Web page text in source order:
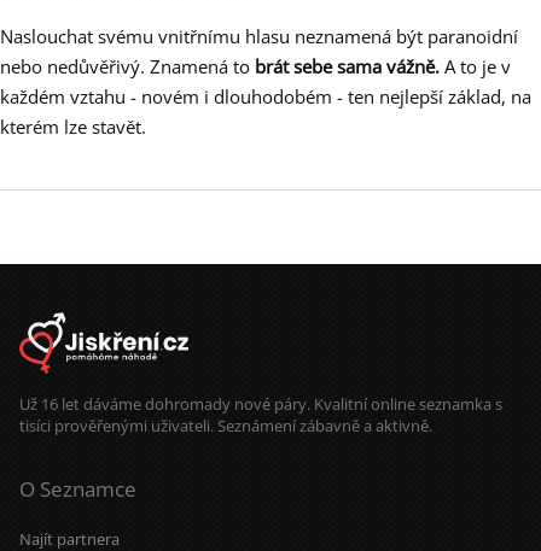
Naslouchat svému vnitřnímu hlasu neznamená být paranoidní
nebo nedůvěřivý. Znamená to brát sebe sama vážně. A to je v
každém vztahu - novém i dlouhodobém - ten nejlepší základ, na
kterém lze stavět.
Už 16 let dáváme dohromady nové páry. Kvalitní online seznamka s
tisíci prověřenými uživateli. Seznámení zábavně a aktivně.
O Seznamce
Najít partnera